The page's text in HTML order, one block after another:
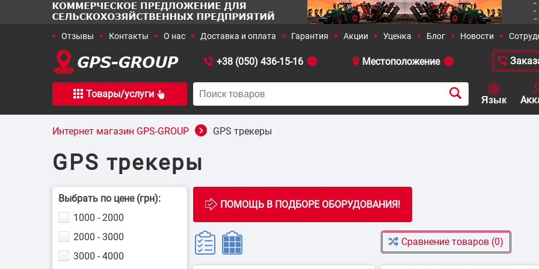
+38 (050) 436-15-16
+38 (050) 436-15-16 +38 (067) 381-23-90 +38 (050)-436-13-12 +38
Товары/услуги
Сельское хозяйство
Интернет магазин GPS-GROUP GPS трекеры
GPS трекеры
Выбрать по цене (грн):
1000 - 2000
2000 - 3000
3000 - 4000
Сравнение товаров (0)